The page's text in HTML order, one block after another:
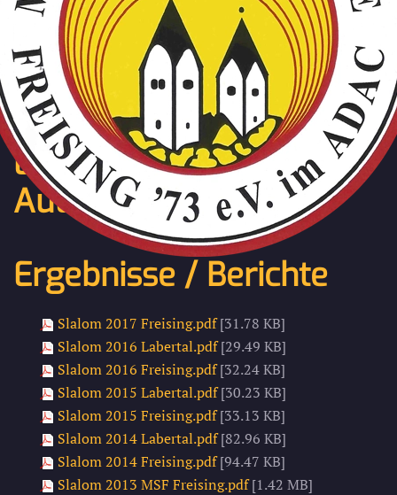
Zum Hauptinhalt springen
MSF Freising und MC
Labertal
Automobilslalom
Ergebnisse / Berichte
Slalom 2017 Freising.pdf[31.78 KB]
Slalom 2016 Labertal.pdf[29.49 KB]
Slalom 2016 Freising.pdf[32.24 KB]
Slalom 2015 Labertal.pdf[30.23 KB]
Slalom 2015 Freising.pdf[33.13 KB]
Slalom 2014 Labertal.pdf[82.96 KB]
Slalom 2014 Freising.pdf[94.47 KB]
Slalom 2013 MSF Freising.pdf[1.42 MB]